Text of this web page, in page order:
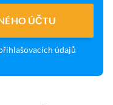
ÚČTU
údajů